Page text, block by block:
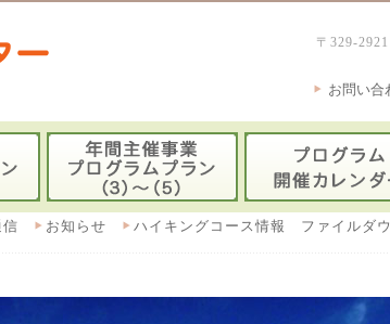
〒329-
お問い合
ハイキングコース情報 ファイルダ
お知らせ